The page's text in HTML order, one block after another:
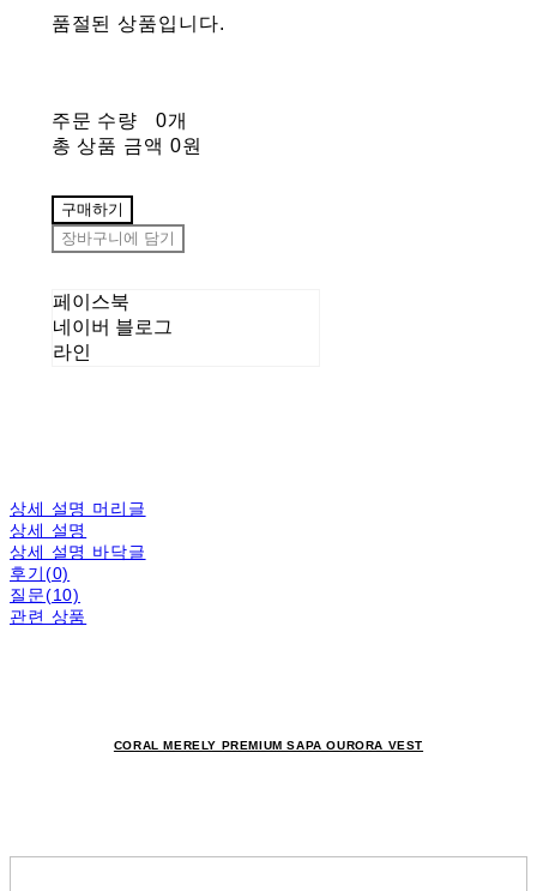
품절된 상품입니다.
주문 수량
0개
총 상품 금액 0원
구매하기
장바구니에 담기
페이스북
네이버 블로그
라인
상세 설명 머리글
상세 설명
상세 설명 바닥글
후기(0)
질문(10)
관련 상품
CORAL MERELY PREMIUM SAPA OURORA VEST